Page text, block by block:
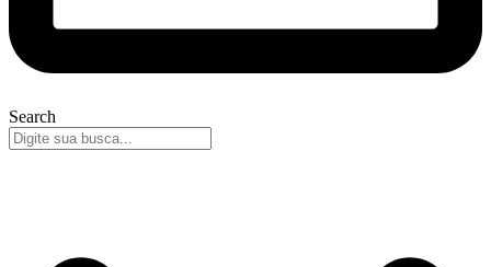
Search